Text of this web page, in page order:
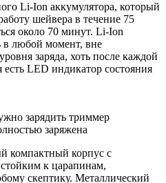
Li-Ion аккумулятора, который
шейвера в течение 75
около 70 минут. Li-Ion
в любой момент, вне
заряда, хоть после каждой
LED индикатор состояния
зарядить триммер
заряжена
компактный корпус с
к царапинам,
скептику. Металлический